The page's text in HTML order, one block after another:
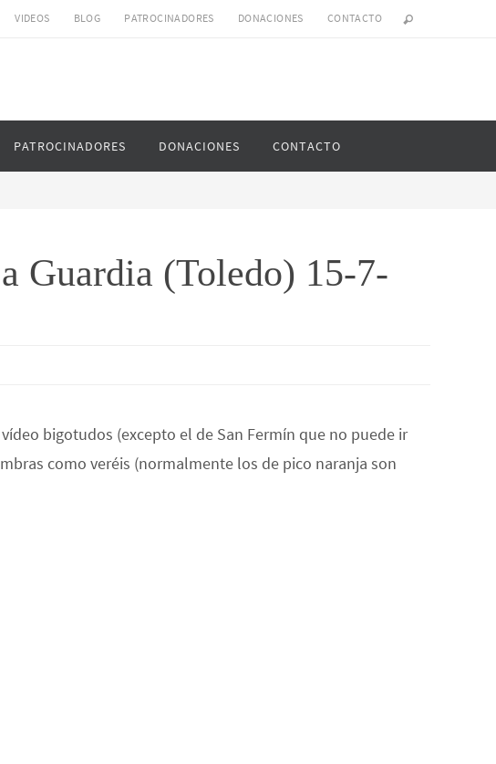
VIDEOS BLOG PATROCINADORES DONACIONES CONTACTO
PATROCINADORES DONACIONES CONTACTO
Guardia (Toledo) 15-7-
bigotudos (excepto el de San Fermín que no puede ir
como veréis (normalmente los de pico naranja son